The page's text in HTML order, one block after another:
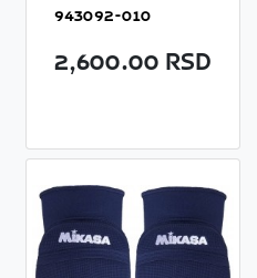
943092-010
2,600.00 RSD